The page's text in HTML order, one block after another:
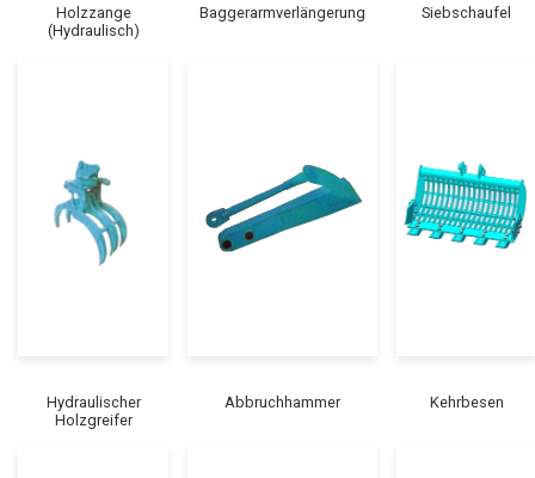
Holzzange
(Hydraulisch)
Baggerarmverlängerung Siebschaufel
Hydraulischer
Holzgreifer
Abbruchhammer Kehrbesen